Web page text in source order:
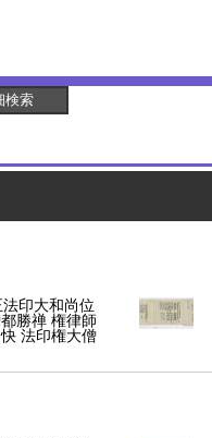
検索
印大和尚位
勝禅 権律師
法印権大僧